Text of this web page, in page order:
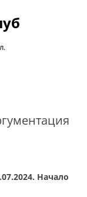
Начало